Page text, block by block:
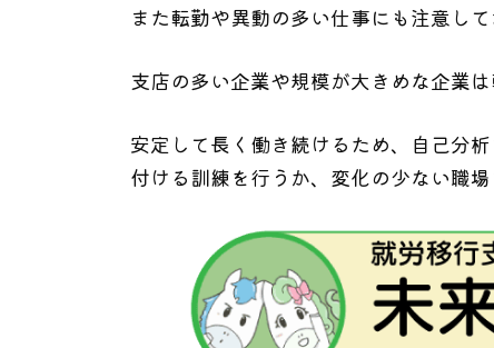
また転勤や異動の多い仕事にも注意して
支店の多い企業や規模が大きめな企業
安定して長く働き続けるため、自己分
付ける訓練を行うか、変化の少ない職